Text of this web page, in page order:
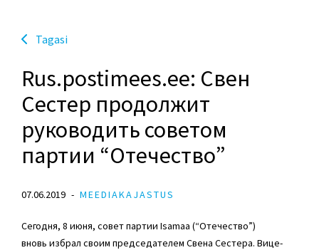
Tagasi
Rus.postimees.ee: Свен
Сестер продолжит
руководить советом
партии “Отечество”
07.06.2019 MEEDIAKAJASTUS
Сегодня, 8 июня, совет партии Isamaa (“Отечество”)
вновь избрал своим председателем Свена Сестера. Вице-